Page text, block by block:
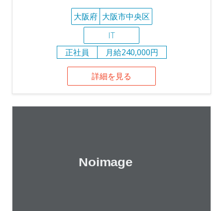
大阪府 大阪市中央区
IT
正社員
月給240,000円
詳細を見る